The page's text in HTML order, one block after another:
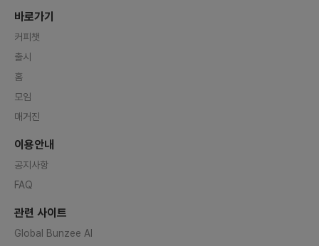
바로가기
커피챗
출시
홈
모임
매거진
이용안내
공지사항
FAQ
관련 사이트
Global Bunzee AI